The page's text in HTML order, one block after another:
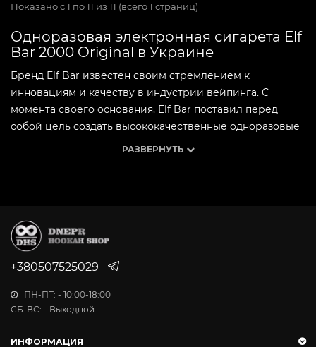
Показано с 1 по 11 из 11 (всего 1 страниц)
Одноразовая электронная сигарета Elf
Bar 2000 Original в Украине
Бренд Elf Bar известен своим стремлением к
инновациям и качеству в индустрии вейпинга. С
момента своего основания, Elf Bar поставил перед
собой цель создать высококачественные одноразовые
Pod системы, которые бы обеспечивали пользователям
История бренда Elf Bar
Elf Bar начал свой путь с амбициозной целью –
вейпинга без необходимости в сложном
обслуживании и настройках. С самого начала, бренд
РАЗВЕРНУТЬ
+380507525029
ПН-ПТ: - 10:00-18:00
СБ-ВС: - Выходной
ИНФОРМАЦИЯ